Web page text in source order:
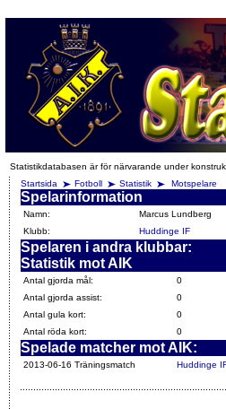
Statistikdatabasen är för närvarande under
Startsida
Fotboll Statistik Motspelare
Spelarinformation
Namn:
Marcus Lundberg
Klubb:
Huddinge IF
Spelaren i andra klubbar:
Statistik mot AIK
Antal gjorda mål:
0
Antal gjorda assist:
0
Antal gula kort:
0
Antal röda kort:
0
Spelade matcher mot AIK:
2013-06-16 Träningsmatch Huddinge